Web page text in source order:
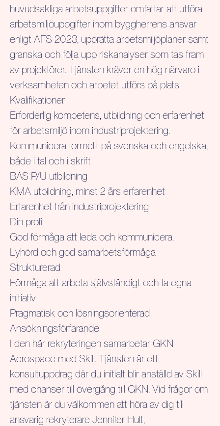
huvudsakliga arbetsuppgifter omfattar att utföra
arbetsmiljöuppgifter inom byggherrens ansvar
enligt AFS 2023, upprätta arbetsmiljöplaner samt
granska och följa upp riskanalyser som tas fram
av projektörer. Tjänsten kräver en hög närvaro i
verksamheten och arbetet utförs på plats.
Kvalifikationer
Erforderlig kompetens, utbildning och erfarenhet
för arbetsmiljö inom industriprojektering.
Kommunicera formellt på svenska och engelska,
både i tal och i skrift
BAS P/U utbildning
KMA utbildning, minst 2 års erfarenhet
Erfarenhet från industriprojektering
Din profil
God förmåga att leda och kommunicera.
Lyhörd och god samarbetsförmåga
Strukturerad
Förmåga att arbeta självständigt och ta egna
initiativ
Pragmatisk och lösningsorienterad
Ansökningsförfarande
I den här rekryteringen samarbetar GKN
Aerospace med Skill. Tjänsten är ett
konsultuppdrag där du initialt blir anställd av Skill
med chanser till övergång till GKN. Vid frågor om
tjänsten är du välkommen att höra av dig till
ansvarig rekryterare Jennifer Hult,